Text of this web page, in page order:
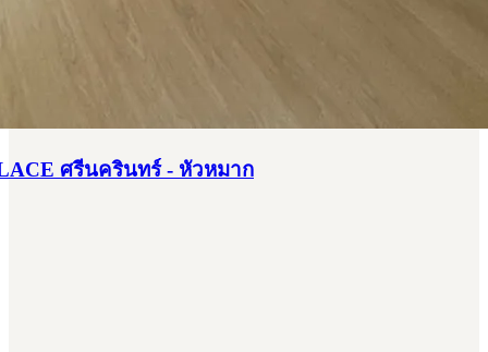
ศรีนครินทร์ - หัวหมาก